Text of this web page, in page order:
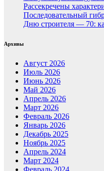
Рассекречены
Последовательный
Дню строителя — 70:
Архивы
Август 2026
Июль 2026
Июнь 2026
Май 2026
Апрель 2026
Март 2026
Февраль 2026
Январь 2026
Декабрь 2025
Ноябрь 2025
Апрель 2024
Март 2024
Февраль 2024